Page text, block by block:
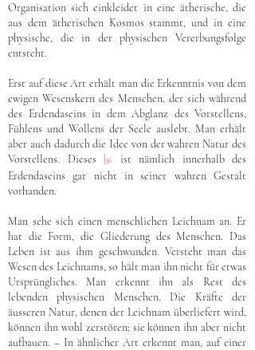
Organisation sich einkleidet in eine ätherische, die
aus dem ätherischen Kosmos stammt, und in eine
physische, die in der physischen Vererbungsfolge
entsteht.
Erst auf diese Art erhält man die Erkenntnis von dem
ewigen Wesenskern des Menschen, der sich während
des Erdendaseins in dem Abglanz des Vorstellens,
Fühlens und Wollens der Seele auslebt. Man erhält
aber auch dadurch die Idee von der wahren Natur des
Vorstellens. Dieses
36
ist nämlich innerhalb des
Erdendaseins gar nicht in seiner wahren Gestalt
vorhanden.
Man sehe sich einen menschlichen Leichnam an. Er
hat die Form, die Gliederung des Menschen. Das
Leben ist aus ihm geschwunden. Versteht man das
Wesen des Leichnams, so hält man ihn nicht für etwas
Ursprüngliches. Man erkennt ihn als Rest des
lebenden physischen Menschen. Die Kräfte der
äusseren Natur, denen der Leichnam überliefert wird,
können ihn wohl zerstören; sie können ihn aber nicht
aufbauen. ‒ In ähnlicher Art erkennt man, auf einer